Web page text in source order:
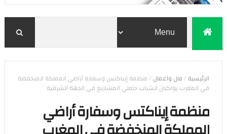
الرئيسية/مال واعمال/منظمة إيناكتس وسفارة أراضي المملكة المنخفضة
في المغرب يواكبان الشباب حاملي المشاريع في الجهة الشرقية
منظمة إيناكتس وسفارة أراضي